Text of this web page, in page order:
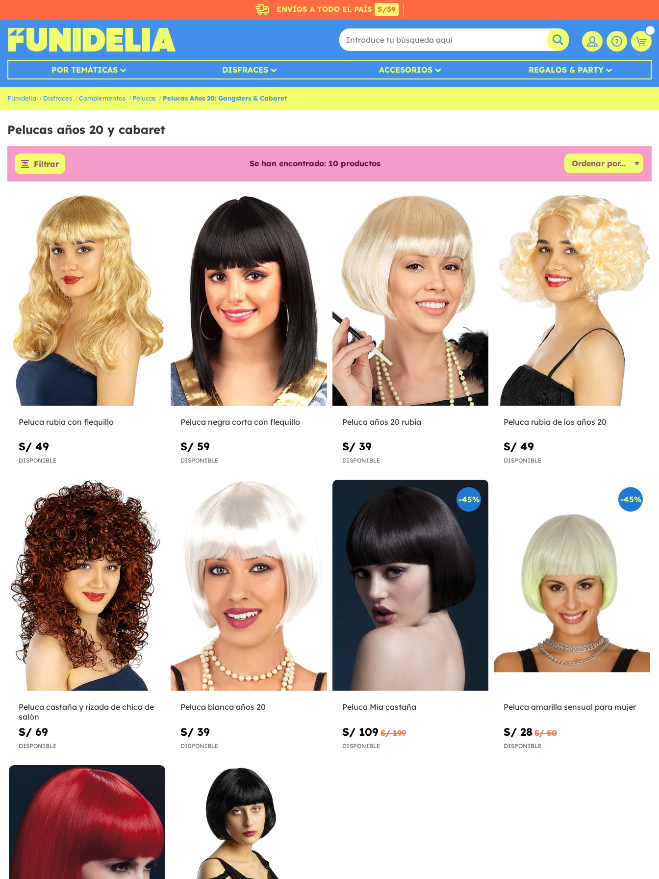
ENVÍOS A TODO EL PAÍS S/59
POR TEMÁTICAS DISFRACES ACCESORIOS REGALOS & PARTY
Funidelia Disfraces Complementos Pelucas Pelucas Años 20: Gangsters & Cabaret
Pelucas años 20 y cabaret
Filtrar Se han encontrado: 10 productos
Peluca rubia con flequillo
S/ 49
DISPONIBLE
Peluca negra corta con flequillo
S/ 59
DISPONIBLE
Peluca años 20 rubia
S/ 39
DISPONIBLE
Peluca rubia de los años 20
S/ 49
DISPONIBLE
Peluca castaña y rizada de chica de
salón
S/ 69
DISPONIBLE
Peluca blanca años 20
S/ 39
DISPONIBLE
-45%
Peluca Mia castaña
S/ 109 S/ 199
DISPONIBLE
-45%
Peluca amarilla sensual para mujer
S/ 28 S/ 50
DISPONIBLE